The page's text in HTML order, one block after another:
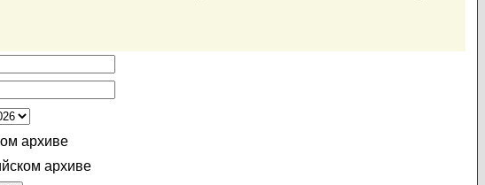
архиве
архиве